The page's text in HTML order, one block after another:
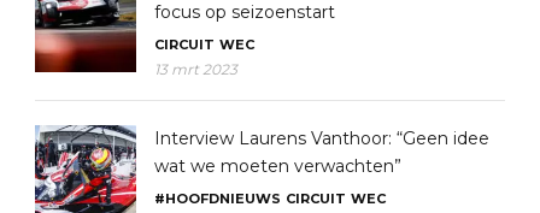
focus op seizoenstart
CIRCUIT WEC
13 mrt 2023
Interview Laurens Vanthoor: “Geen idee
wat we moeten verwachten”
#HOOFDNIEUWS CIRCUIT WEC